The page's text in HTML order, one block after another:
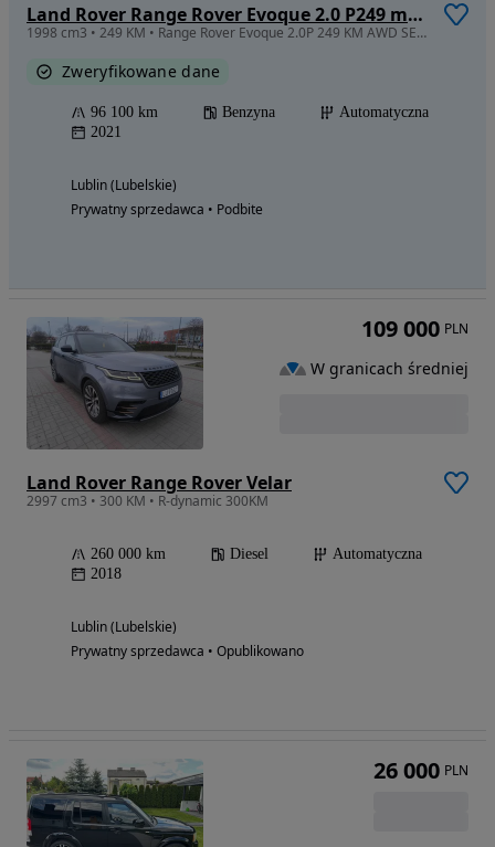
Land Rover Range Rover Evoque 2.0 P249 mHEV SE
1998 cm3 • 249 KM • Range Rover Evoque 2.0P 249 KM AWD SE, PL salon, ASO, gwarancja
Zweryfikowane dane
96 100 km Benzyna
Automatyczna
2021
Lublin (Lubelskie)
Prywatny sprzedawca • Podbite
Land Rover Range Rover Velar
2997 cm3 • 300 KM • R-dynamic 300KM
260 000 km Diesel
Automatyczna
2018
Lublin (Lubelskie)
Prywatny sprzedawca • Opublikowano
109 000 PLN
W granicach średniej
26 000 PLN